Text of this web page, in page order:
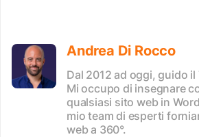
Andrea Di Rocco
Dal 2012 ad oggi, guido il
Mi occupo di insegnare
qualsiasi sito web in
mio team di esperti
web a 360°.